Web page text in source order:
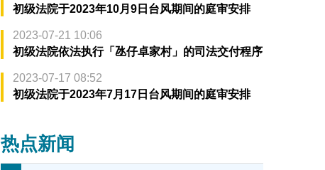
初级法院于2023年10月9日台风期间的庭审安排
2023-07-21 10:06
初级法院依法执行「氹仔卓家村」的司法交付程序
2023-07-17 08:52
初级法院于2023年7月17日台风期间的庭审安排
热点新闻